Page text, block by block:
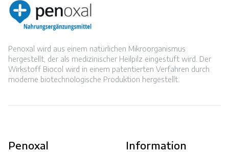
Penoxal wird aus einem natürlichen Mikroorganismus
hergestellt, der als medizinischer Heilpilz eingestuft wird. Der
Wirkstoff Biocol wird in einem patentierten Verfahren durch
moderne biotechnologische Produktion hergestellt.
Penoxal Information